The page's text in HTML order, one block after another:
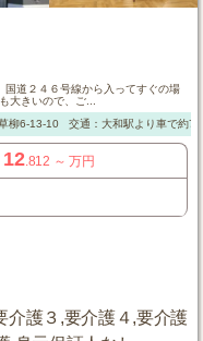
道２４６号線から入ってすぐの場
大きいので、ご...
柳6-13-10 交通：大和駅より車で約7
12.812 ～万円
介護３,要介護４,要介護